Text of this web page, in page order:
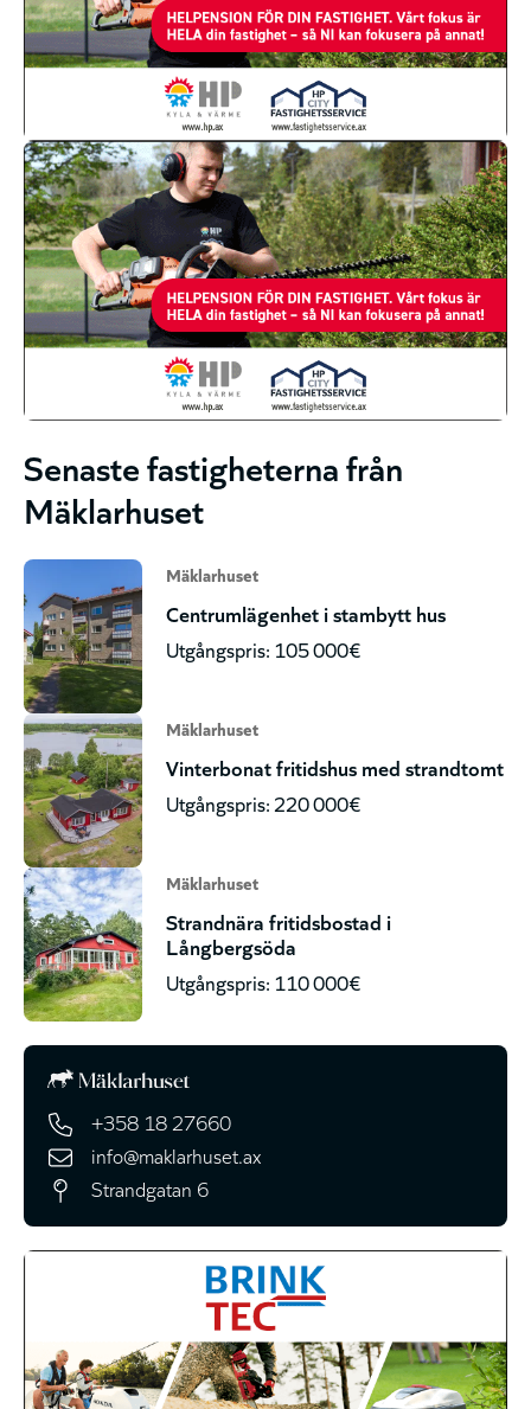
Senaste fastigheterna från
Mäklarhuset
Mäklarhuset
Centrumlägenhet i stambytt hus
Utgångspris: 105 000€
Mäklarhuset
Vinterbonat fritidshus med strandtomt
Utgångspris: 220 000€
Mäklarhuset
Strandnära fritidsbostad i
Långbergsöda
Utgångspris: 110 000€
+358 18 27660
info@maklarhuset.ax
Strandgatan 6